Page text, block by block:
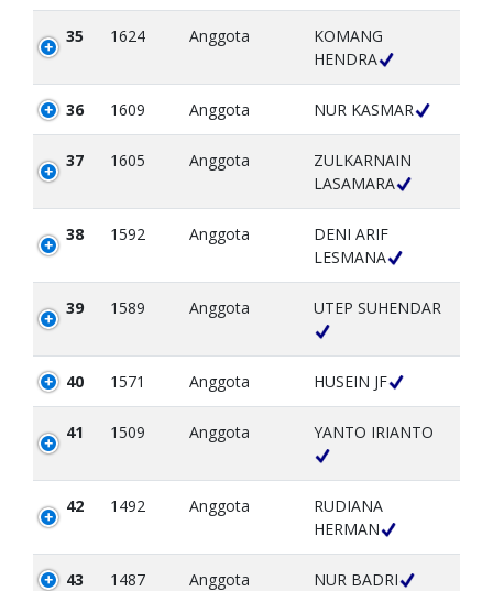
35 1624 Anggota
KOMANG
HENDRA
36 1609 Anggota NUR KASMAR
37 1605 Anggota
ZULKARNAIN
LASAMARA
38 1592 Anggota
DENI ARIF
LESMANA
39 1589 Anggota UTEP SUHENDAR
40 1571 Anggota HUSEIN JF
41 1509 Anggota YANTO IRIANTO
42 1492 Anggota
RUDIANA
HERMAN
43 1487 Anggota NUR BADRI